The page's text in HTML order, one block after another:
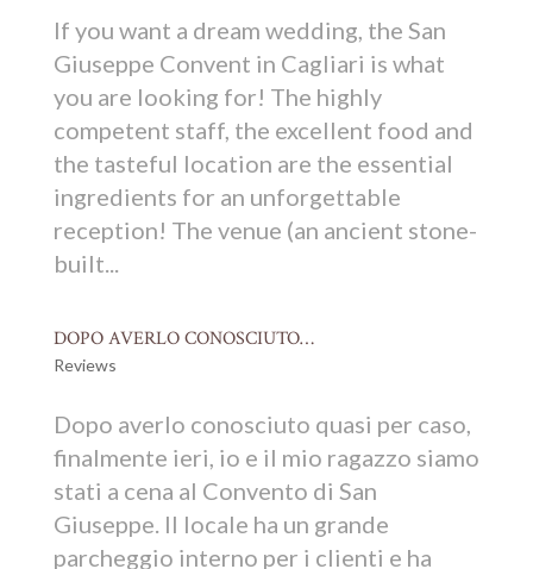
If you want a dream wedding, the San
Giuseppe Convent in Cagliari is what
you are looking for! The highly
competent staff, the excellent food and
the tasteful location are the essential
ingredients for an unforgettable
reception! The venue (an ancient stone-
built...
DOPO AVERLO CONOSCIUTO…
Reviews
Dopo averlo conosciuto quasi per caso,
finalmente ieri, io e il mio ragazzo siamo
stati a cena al Convento di San
Giuseppe. Il locale ha un grande
parcheggio interno per i clienti e ha